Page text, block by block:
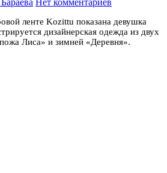
ленте Kozittu показана девушка
дизайнерская одежда из двух
Лиса» и зимней «Деревня».